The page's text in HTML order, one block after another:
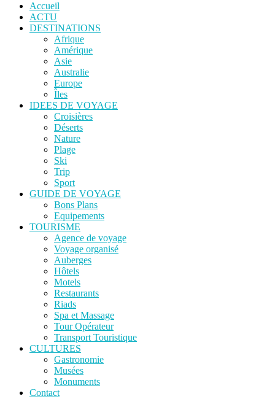
Accueil
ACTU
DESTINATIONS
Afrique
Amérique
Asie
Australie
Europe
Îles
IDEES DE VOYAGE
Croisières
Déserts
Nature
Plage
Ski
Trip
Sport
GUIDE DE VOYAGE
Bons Plans
Equipements
TOURISME
Agence de voyage
Voyage organisé
Auberges
Hôtels
Motels
Restaurants
Riads
Spa et Massage
Tour Opérateur
Transport Touristique
CULTURES
Gastronomie
Musées
Monuments
Contact